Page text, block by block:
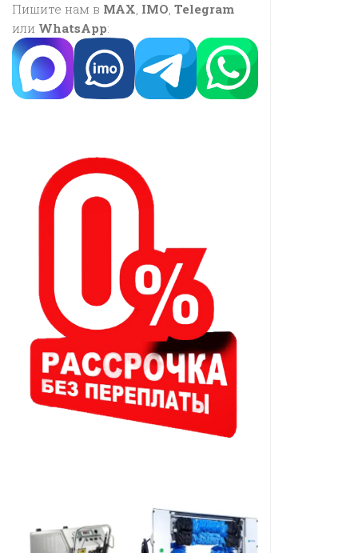
Пишите нам в MAX IMO Telegram
или WhatsApp: